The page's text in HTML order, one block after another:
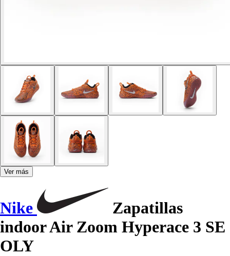
Ver más
Nike
Zapatillas
indoor Air Zoom Hyperace 3 SE
OLY